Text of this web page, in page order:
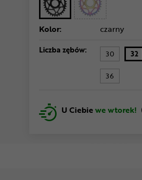
Kolor: czarny
Liczba zębów: 30 32
36
U Ciebiewe wtorek!